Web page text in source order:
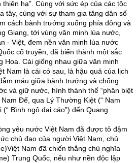
thiên hạ”. Cùng với sức ép của các tộc
tây, cùng với sự tham gia tăng dân số
cách bành trướng xuống phía đông và
Giang, tới vùng văn minh lúa nước,
- Việt, đem nền văn minh lúa nước
cổ truyền, đã biến thành một sắc
Hoa. Cái giống nhau giữa văn minh
Nam là cái có sau, là hậu quả của lịch
máu giữa bành trướng và chống
và giữ nước, hình thành thế “phân biệt
Đế, qua Lý Thường Kiệt (“ Nam
Bình ngô đại cáo”) đến Quang
nước Việt Nam đã được tô đậm
chủ đạo của người Việt Nam, chủ
Nam đã chiến thắng chủ nghĩa
Trung Quốc, nếu như nền độc lập